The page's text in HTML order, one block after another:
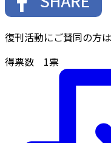
復刊活動にご賛同の方
得票数 1票